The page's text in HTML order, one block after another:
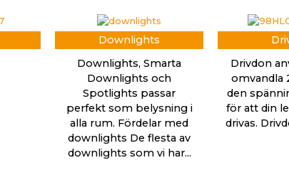
Downlights
Downlights, Smarta
Downlights och
Spotlights passar
perfekt som belysning i
alla rum. Fördelar med
downlights De flesta av
downlights som vi har...
Drivdon
omvandla
den
för att din
drivas.